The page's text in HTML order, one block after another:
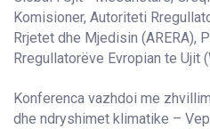
Komisioner, Autoriteti
Rrjetet dhe Mjedisin (ARERA),
Rregullatorëve Evropian te Ujit
Konferenca vazhdoi me
dhe ndryshimet klimatike –